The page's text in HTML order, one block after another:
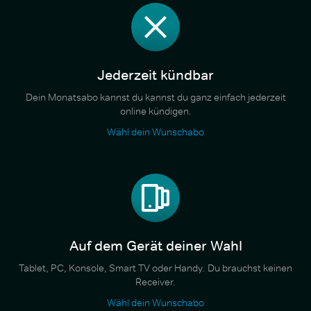
Jederzeit kündbar
Dein Monatsabo kannst du kannst du ganz einfach jederzeit
online kündigen.
Wähl dein Wunschabo
Auf dem Gerät deiner Wahl
Tablet, PC, Konsole, Smart TV oder Handy. Du brauchst keinen
Receiver.
Wähl dein Wunschabo